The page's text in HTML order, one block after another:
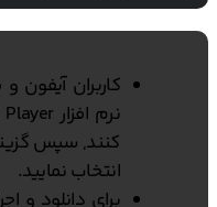
کاربران آیفون
کنند, سپس
انتخاب نمایید.
برای دانلود و